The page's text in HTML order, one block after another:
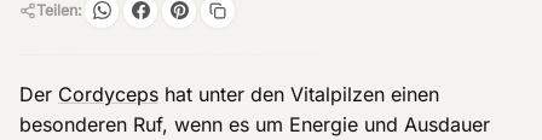
Teilen:
Der Cordyceps hat unter den Vitalpilzen einen
besonderen Ruf, wenn es um Energie und Ausdauer